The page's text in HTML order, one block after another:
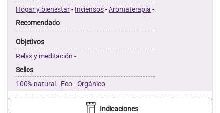
Hogar y bienestar- Inciensos-Aromaterapia -
Recomendado
Objetivos
Relax y meditación -
Sellos
100% natural- Eco-Orgánico-
Indicaciones